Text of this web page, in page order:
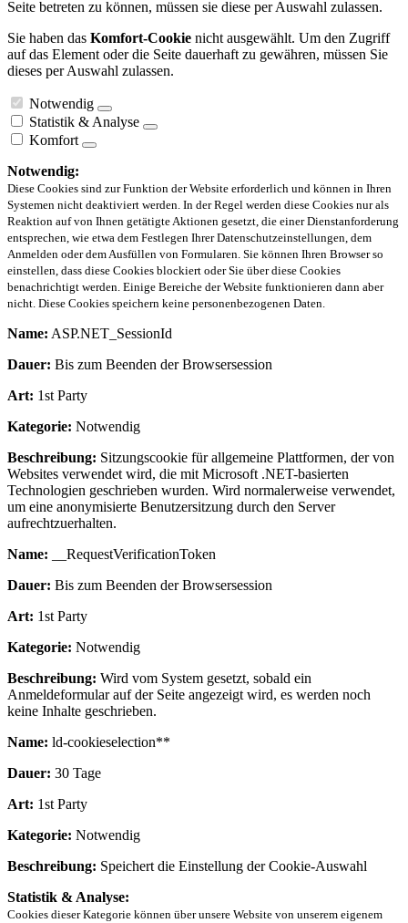
Seite betreten zu können, müssen sie diese per Auswahl zulassen.
Sie haben das Komfort-Cookie nicht ausgewählt. Um den Zugriff
auf das Element oder die Seite dauerhaft zu gewähren, müssen Sie
dieses per Auswahl zulassen.
Notwendig
Statistik & Analyse
Komfort
Notwendig:
Diese Cookies sind zur Funktion der Website erforderlich und können in Ihren
Systemen nicht deaktiviert werden. In der Regel werden diese Cookies nur als
Reaktion auf von Ihnen getätigte Aktionen gesetzt, die einer Dienstanforderung
entsprechen, wie etwa dem Festlegen Ihrer Datenschutzeinstellungen, dem
Anmelden oder dem Ausfüllen von Formularen. Sie können Ihren Browser so
einstellen, dass diese Cookies blockiert oder Sie über diese Cookies
benachrichtigt werden. Einige Bereiche der Website funktionieren dann aber
nicht. Diese Cookies speichern keine personenbezogenen Daten.
Name: ASP.NET_SessionId
Dauer: Bis zum Beenden der Browsersession
Art: 1st Party
Kategorie: Notwendig
Beschreibung: Sitzungscookie für allgemeine Plattformen, der von
Websites verwendet wird, die mit Microsoft .NET-basierten
Technologien geschrieben wurden. Wird normalerweise verwendet,
um eine anonymisierte Benutzersitzung durch den Server
aufrechtzuerhalten.
Name: __RequestVerificationToken
Dauer: Bis zum Beenden der Browsersession
Art: 1st Party
Kategorie: Notwendig
Beschreibung: Wird vom System gesetzt, sobald ein
Anmeldeformular auf der Seite angezeigt wird, es werden noch
keine Inhalte geschrieben.
Name: ld-cookieselection**
Dauer: 30 Tage
Art: 1st Party
Kategorie: Notwendig
Beschreibung: Speichert die Einstellung der Cookie-Auswahl
Statistik & Analyse:
Cookies dieser Kategorie können über unsere Website von unserem eigenem